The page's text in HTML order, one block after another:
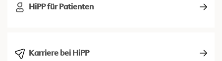
HiPP für Patienten
Karriere bei HiPP